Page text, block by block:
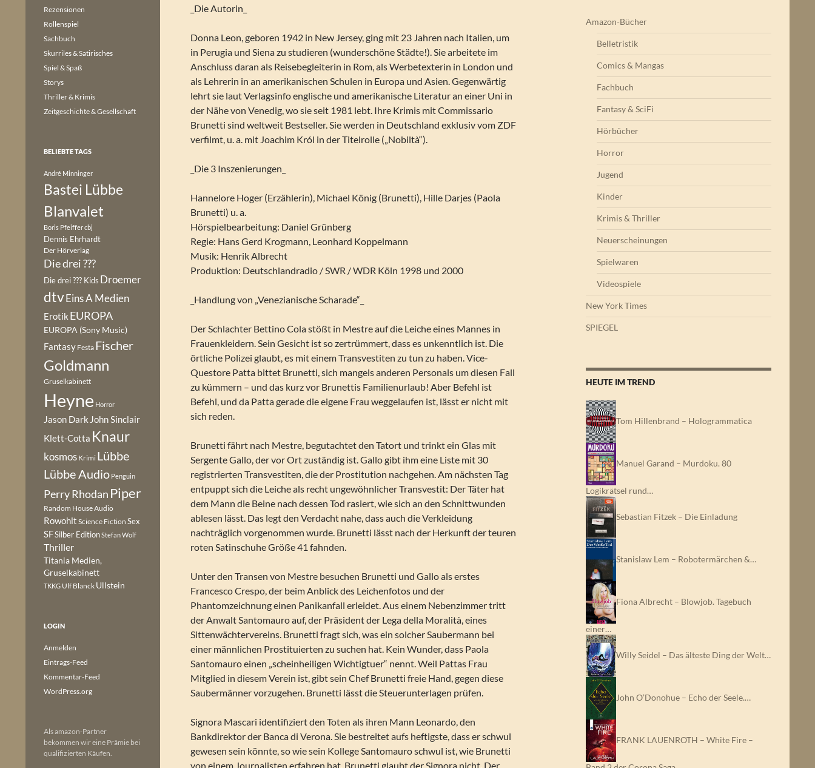
_Die Autorin_
Donna Leon, geboren 1942 in New Jersey, ging mit 23 Jahren nach Italien, um
in Perugia und Siena zu studieren (wunderschöne Städte!). Sie arbeitete im
Anschluss daran als Reisebegleiterin in Rom, als Werbetexterin in London und
als Lehrerin in an amerikanischen Schulen in Europa und Asien. Gegenwärtig
lehrt sie laut Verlagsinfo englische und amerikanische Literatur an einer Uni in
der Nähe von Venedig, wo sie seit 1981 lebt. Ihre Krimis mit Commissario
Brunetti sind weltweit Bestseller. Sie werden in Deutschland exklusiv vom ZDF
verfilmt, u. a. mit Joachim Król in der Titelrolle („Nobiltà“).
_Die 3 Inszenierungen_
Hannelore Hoger (Erzählerin), Michael König (Brunetti), Hille Darjes (Paola
Brunetti) u. a.
Hörspielbearbeitung: Daniel Grünberg
Regie: Hans Gerd Krogmann, Leonhard Koppelmann
Musik: Henrik Albrecht
Produktion: Deutschlandradio / SWR / WDR Köln 1998 und 2000
_Handlung von „Venezianische Scharade“_
Der Schlachter Bettino Cola stößt in Mestre auf die Leiche eines Mannes in
Frauenkleidern. Sein Gesicht ist so zertrümmert, dass es unkenntlich ist. Die
örtliche Polizei glaubt, es mit einem Transvestiten zu tun zu haben. Vice-
Questore Patta bittet Brunetti, sich mangels anderen Personals um diesen Fall
zu kümmern – und das kurz vor Brunettis Familienurlaub! Aber Befehl ist
Befehl, und da Patta gerade die eigene Frau weggelaufen ist, lässt er nicht mit
sich reden.
Brunetti fährt nach Mestre, begutachtet den Tatort und trinkt ein Glas mit
Sergente Gallo, der vor Ort zuständig ist. Gallo gibt ihm eine Liste mit 30
registrierten Transvestiten, die der Prostitution nachgehen. Am nächsten Tag
entpuppt sich die Leiche als recht ungewöhnlicher Transvestit: Der Täter hat
dem Mann die Beine nach dessen Tod rasiert, wie sich an den Schnittwunden
ablesen lässt. Das legt den Verdacht nahe, dass auch die Verkleidung
nachträglich vorgenommen wurde. Brunetti lässt nach der Herkunft der teuren
roten Satinschuhe Größe 41 fahnden.
Unter den Transen von Mestre besuchen Brunetti und Gallo als erstes
Francesco Crespo, der beim Anblick des Leichenfotos und der
Phantomzeichnung einen Panikanfall erleidet. Aus einem Nebenzimmer tritt
der Anwalt Santomauro auf, der Präsident der Lega della Moralità, eines
Sittenwächtervereins. Brunetti fragt sich, was ein solcher Saubermann bei
einer männlichen Prostituierten zu suchen hat. Kein Wunder, dass Paola
Santomauro einen „scheinheiligen Wichtigtuer“ nennt. Weil Pattas Frau
Mitglied in diesem Verein ist, gibt sein Chef Brunetti freie Hand, gegen diese
Saubermänner vorzugehen. Brunetti lässt die Steuerunterlagen prüfen.
Signora Mascari identifiziert den Toten als ihren Mann Leonardo, den
Bankdirektor der Banca di Verona. Sie bestreitet aufs heftigste, dass er schwul
gewesen sein könnte, so wie sein Kollege Santomauro schwul ist, wie Brunetti
von einem Journalisten erfahren hat. Brunetti glaubt der Signora nicht. Der
Amazon-Bücher
Belletristik
Comics & Mangas
Fachbuch
Fantasy & SciFi
Hörbücher
Horror
Jugend
Kinder
Krimis & Thriller
Neuerscheinungen
Spielwaren
Videospiele
New York Times
SPIEGEL
HEUTE IM TREND
Tom Hillenbrand – Hologrammatica
Manuel Garand – Murdoku. 80
Logikrätsel rund…
Sebastian Fitzek – Die Einladung
Stanislaw Lem – Robotermärchen &…
Fiona Albrecht – Blowjob. Tagebuch
einer…
Willy Seidel – Das älteste Ding der Welt…
John O’Donohue – Echo der Seele.…
FRANK LAUENROTH – White Fire –
Rezensionen
Rollenspiel
Sachbuch
Skurriles & Satirisches
Spiel & Spaß
Storys
Thriller & Krimis
Zeitgeschichte & Gesellschaft
BELIEBTE TAGS
André Minninger
Bastei Lübbe
Blanvalet
Boris Pfeiffercbj
Dennis Ehrhardt
Der Hörverlag
Die drei ???
Die drei ??? Kids Droemer
dtvEins A Medien
Erotik EUROPA
EUROPA (Sony Music)
Fantasy Festa Fischer
Goldmann
Gruselkabinett
Heyne Horror
Jason Dark John Sinclair
Klett-Cotta Knaur
kosmos Krimi Lübbe
Lübbe Audio Penguin
Perry Rhodan Piper
Random House Audio
Rowohlt Science Fiction Sex
SFSilber EditionStefan Wolf
Thriller
Titania Medien,
Gruselkabinett
TKKG Ulf Blanck Ullstein
LOGIN
Anmelden
Eintrags-Feed
Kommentar-Feed
WordPress.org
Als amazon-Partner
bekommen wir eine Prämie bei
qualifizierten Käufen.